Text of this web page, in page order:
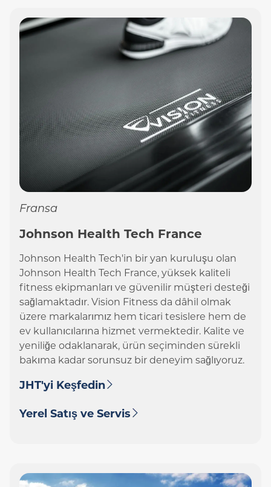
Fransa
Johnson Health Tech France
Johnson Health Tech'in bir yan kuruluşu olan
Johnson Health Tech France, yüksek kaliteli
fitness ekipmanları ve güvenilir müşteri desteği
sağlamaktadır. Vision Fitness da dâhil olmak
üzere markalarımız hem ticari tesislere hem de
ev kullanıcılarına hizmet vermektedir. Kalite ve
yeniliğe odaklanarak, ürün seçiminden sürekli
bakıma kadar sorunsuz bir deneyim sağlıyoruz.
JHT'yi Keşfedin
Yerel Satış ve Servis